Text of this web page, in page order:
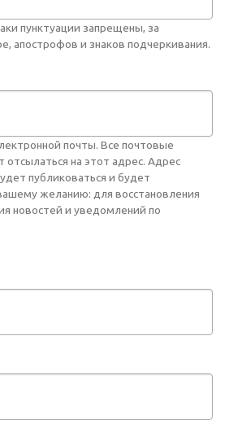
пунктуации запрещены, за
апострофов и знаков подчеркивания.
почты. Все почтовые
отсылаться на этот адрес. Адрес
публиковаться и будет
желанию: для восстановления
новостей и уведомлений по